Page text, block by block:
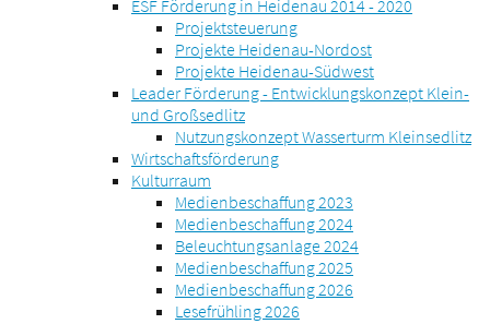
ESF Förderung in Heidenau 2014 - 2020
Projektsteuerung
Projekte Heidenau-Nordost
Projekte Heidenau-Südwest
Leader Förderung - Entwicklungskonzept Klein-
und Großsedlitz
Nutzungskonzept Wasserturm Kleinsedlitz
Wirtschaftsförderung
Kulturraum
Medienbeschaffung 2023
Medienbeschaffung 2024
Beleuchtungsanlage 2024
Medienbeschaffung 2025
Medienbeschaffung 2026
Lesefrühling 2026